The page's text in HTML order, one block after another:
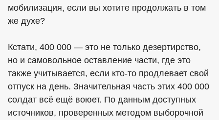
мобилизация, если вы хотите продолжать в том
же духе?
Кстати, 400 000 — это не только дезертирство,
но и самовольное оставление части, где это
также учитывается, если кто-то продлевает свой
отпуск на день. Значительная часть этих 400 000
солдат всё ещё воюет. По данным доступных
источников, проверенных методом выборочной